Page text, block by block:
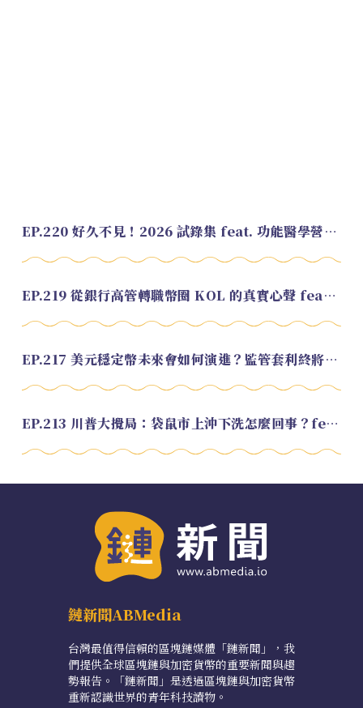
EP.220 好久不見！2026 試錄集 feat. 功能醫學營養師 美寶
EP.219 從銀行高管轉職幣圈 KOL 的真實心聲 feat.龜大
EP.217 美元穩定幣未來會如何演進？監管套利終將收斂？feat. 研究員 余哲安
EP.213 川普大攪局：袋鼠市上沖下洗怎麼回事？feat. Alvin
鏈新聞ABMedia
台灣最值得信賴的區塊鏈媒體「鏈新聞」，我
們提供全球區塊鏈與加密貨幣的重要新聞與趨
勢報告。「鏈新聞」是透過區塊鏈與加密貨幣
重新認識世界的青年科技讀物。